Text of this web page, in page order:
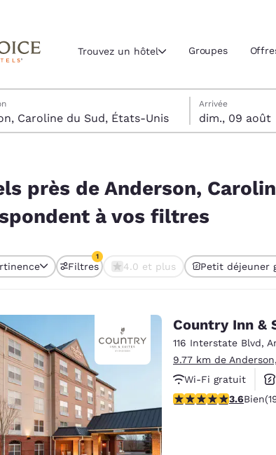
Région et lieu actuels
Amériques
United States
América Latina
Canada
Europe
Deutschland
Spain
English
Trouvez un hôtel Groupes
hôtels dimanche 9 août
Arrivée
dim., 09 août
lundi 10 août
lundi 10 août
dimanche 9 août
près de Anderson,
à vos filtres
Filtres
1
1 filtre sélectionné
4.0 et plus Petit déjeuner
Country Inn &
116 Interstate Blvd,
9.77 km de
Wi-Fi gratuit
Animaux
3.58 étoiles. Bien.
3.6Bien